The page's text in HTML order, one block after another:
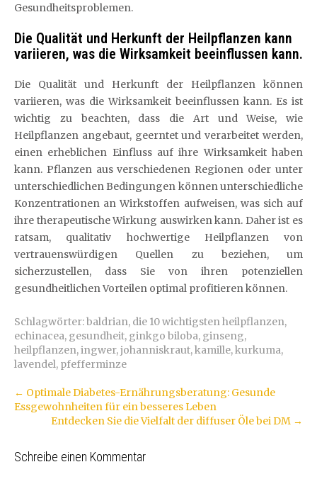
Gesundheitsproblemen.
Die Qualität und Herkunft der Heilpflanzen kann
variieren, was die Wirksamkeit beeinflussen kann.
Die Qualität und Herkunft der Heilpflanzen können
variieren, was die Wirksamkeit beeinflussen kann. Es ist
wichtig zu beachten, dass die Art und Weise, wie
Heilpflanzen angebaut, geerntet und verarbeitet werden,
einen erheblichen Einfluss auf ihre Wirksamkeit haben
kann. Pflanzen aus verschiedenen Regionen oder unter
unterschiedlichen Bedingungen können unterschiedliche
Konzentrationen an Wirkstoffen aufweisen, was sich auf
ihre therapeutische Wirkung auswirken kann. Daher ist es
ratsam, qualitativ hochwertige Heilpflanzen von
vertrauenswürdigen Quellen zu beziehen, um
sicherzustellen, dass Sie von ihren potenziellen
gesundheitlichen Vorteilen optimal profitieren können.
Schlagwörter:baldrian, die 10 wichtigsten heilpflanzen,
echinacea, gesundheit, ginkgo biloba, ginseng,
heilpflanzen,ingwer,johanniskraut,kamille,kurkuma,
lavendel, pfefferminze
Artikel-
Navigation
← Optimale Diabetes-Ernährungsberatung: Gesunde
Essgewohnheiten für ein besseres Leben
Entdecken Sie die Vielfalt der diffuser Öle bei DM →
Schreibe einen Kommentar